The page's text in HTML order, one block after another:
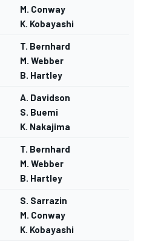
M. Conway
K. Kobayashi
T. Bernhard
M. Webber
B. Hartley
A. Davidson
S. Buemi
K. Nakajima
T. Bernhard
M. Webber
B. Hartley
S. Sarrazin
M. Conway
K. Kobayashi